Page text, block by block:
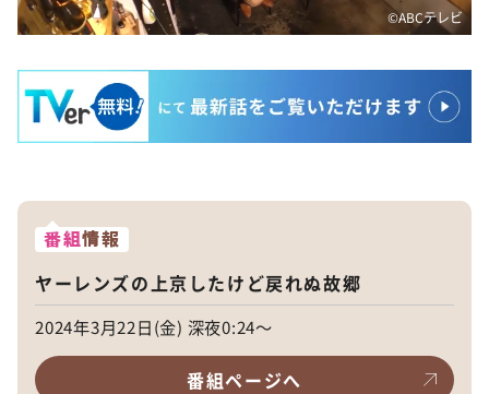
©️ABCテレビ
番組情報
ヤーレンズの上京したけど戻れぬ故郷
2024年3月22日(金) 深夜0:24～
番組ページへ